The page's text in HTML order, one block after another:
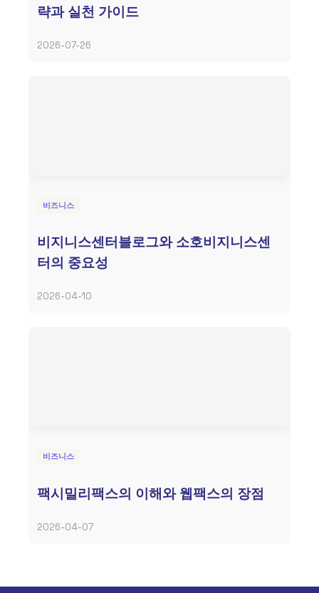
략과 실천 가이드
2026-07-26
비즈니스
비지니스센터블로그와 소호비지니스센
터의 중요성
2026-04-10
비즈니스
팩시밀리팩스의 이해와 웹팩스의 장점
2026-04-07